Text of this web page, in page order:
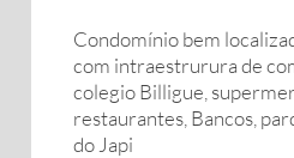
Condomínio bem
com intraestrurura de
colegio Billigue,
restaurantes, Bancos,
do Japi